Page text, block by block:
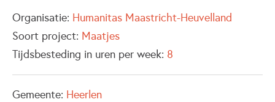
Organisatie: Humanitas Maastricht-Heuvelland
Soort project: Maatjes
Tijdsbesteding in uren per week: 8
Gemeente: Heerlen